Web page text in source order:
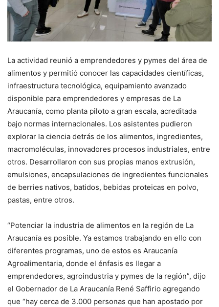
La actividad reunió a emprendedores y pymes del área de
alimentos y permitió conocer las capacidades científicas,
infraestructura tecnológica, equipamiento avanzado
disponible para emprendedores y empresas de La
Araucanía, como planta piloto a gran escala, acreditada
bajo normas internacionales. Los asistentes pudieron
explorar la ciencia detrás de los alimentos, ingredientes,
macromoléculas, innovadores procesos industriales, entre
otros. Desarrollaron con sus propias manos extrusión,
emulsiones, encapsulaciones de ingredientes funcionales
de berries nativos, batidos, bebidas proteicas en polvo,
pastas, entre otros.
“Potenciar la industria de alimentos en la región de La
Araucanía es posible. Ya estamos trabajando en ello con
diferentes programas, uno de estos es Araucanía
Agroalimentaria, donde el énfasis es llegar a
emprendedores, agroindustria y pymes de la región”, dijo
el Gobernador de La Araucanía René Saffirio agregando
que “hay cerca de 3.000 personas que han apostado por